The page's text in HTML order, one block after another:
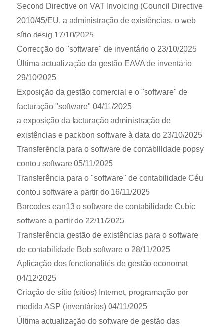
Second Directive on VAT Invoicing (Council Directive
2010/45/EU, a administração de existências, o web
sítio desig 17/10/2025
Correcção do "software" de inventário o 23/10/2025
Última actualização da gestão EAVA de inventário
29/10/2025
Exposição da gestão comercial e o "software" de
facturação "software" 04/11/2025
a exposição da facturação administração de
existências e packbon software à data do 23/10/2025
Transferência para o software de contabilidade popsy
contou software 05/11/2025
Transferência para o "software" de contabilidade Céu
contou software a partir do 16/11/2025
Barcodes ean13 o software de contabilidade Cubic
software a partir do 22/11/2025
Transferência gestão de existências para o software
de contabilidade Bob software o 28/11/2025
Aplicação dos fonctionalités de gestão economat
04/12/2025
Criação de sítio (sítios) Internet, programação por
medida ASP (inventários) 04/11/2025
Última actualização do software de gestão das